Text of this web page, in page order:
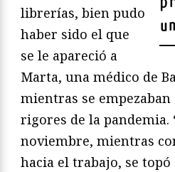
un
librerías, bien pudo
haber sido el que
se le apareció a
Marta, una médico de
mientras se
rigores de la pandemia.
noviembre, mientras
hacia el trabajo, se